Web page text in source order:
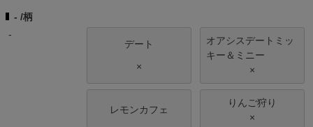
- 柄
-
デート
×
オアシスデートミッ
キー＆ミニー
×
レモンカフェ
りんご狩り
×